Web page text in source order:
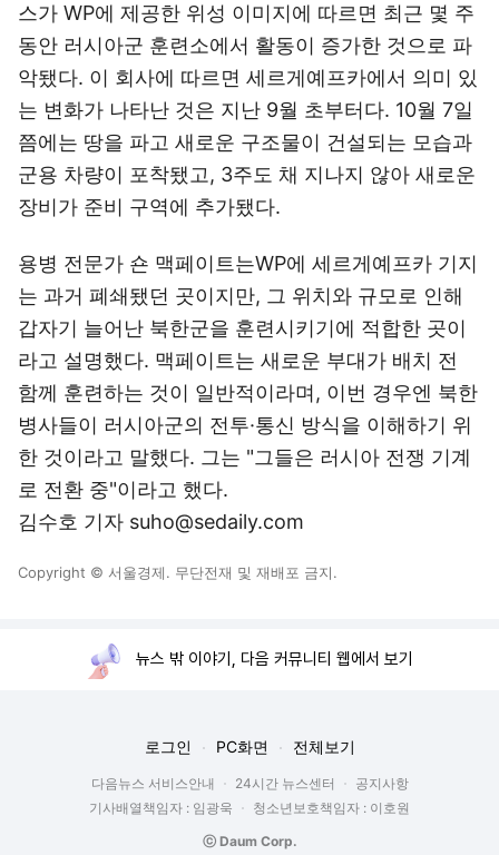
스가 WP에 제공한 위성 이미지에 따르면 최근 몇 주
동안 러시아군 훈련소에서 활동이 증가한 것으로 파
악됐다. 이 회사에 따르면 세르게예프카에서 의미 있
는 변화가 나타난 것은 지난 9월 초부터다. 10월 7일
쯤에는 땅을 파고 새로운 구조물이 건설되는 모습과
군용 차량이 포착됐고, 3주도 채 지나지 않아 새로운
장비가 준비 구역에 추가됐다.
용병 전문가 숀 맥페이트는WP에 세르게예프카 기지
는 과거 폐쇄됐던 곳이지만, 그 위치와 규모로 인해
갑자기 늘어난 북한군을 훈련시키기에 적합한 곳이
라고 설명했다. 맥페이트는 새로운 부대가 배치 전
함께 훈련하는 것이 일반적이라며, 이번 경우엔 북한
병사들이 러시아군의 전투·통신 방식을 이해하기 위
한 것이라고 말했다. 그는 "그들은 러시아 전쟁 기계
로 전환 중"이라고 했다.
김수호 기자 suho@sedaily.com
Copyright © 서울경제. 무단전재 및 재배포 금지.
뉴스 밖 이야기, 다음 커뮤니티 웹에서 보기
로그인 PC화면 전체보기
다음뉴스 서비스안내 24시간 뉴스센터
공지사항
기사배열책임자 : 임광욱
청소년보호책임자 : 이호원
ⓒ Daum Corp.